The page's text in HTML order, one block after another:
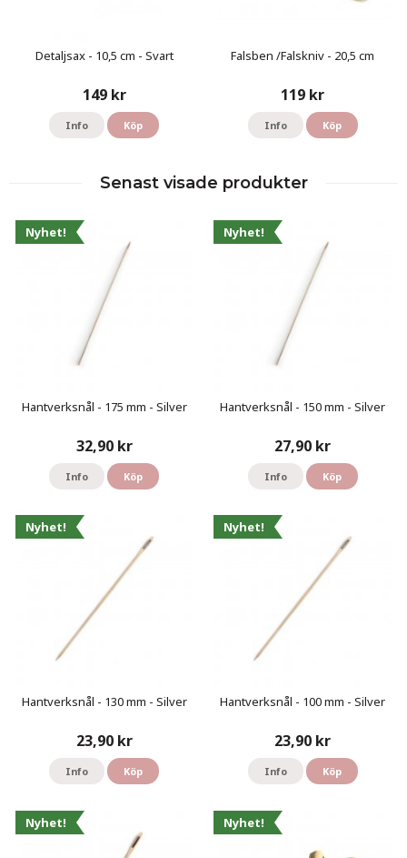
Detaljsax - 10,5 cm - Svart
149 kr
Info Köp
Falsben /Falskniv - 20,5 cm
119 kr
Info Köp
Senast visade produkter
Nyhet!
Hantverksnål - 175 mm - Silver
32,90 kr
Info Köp
Nyhet!
Hantverksnål - 150 mm - Silver
27,90 kr
Info Köp
Nyhet!
Hantverksnål - 130 mm - Silver
23,90 kr
Info Köp
Nyhet!
Hantverksnål - 100 mm - Silver
23,90 kr
Info Köp
Nyhet! Nyhet!